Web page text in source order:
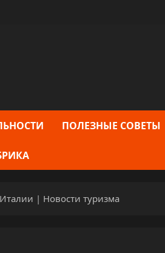
ПОЛЕЗНЫЕ СОВЕТЫ
| Новости туризма